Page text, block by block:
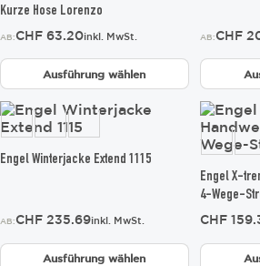
Kurze Hose Lorenzo
AB:CHF 63.20inkl. MwSt.
Ausführung wählen
gewählt
werden
AB:CHF
werden
Engel Winterjacke Extend 1115
AB:CHF 235.69inkl. MwSt.
Ausführung wählen
Dieses
Produkt
weist
mehrere
Die
Optionen
können
Engel X-
4-Wege-
CHF
Dieses
Produkt
weist
auf.
Die
können